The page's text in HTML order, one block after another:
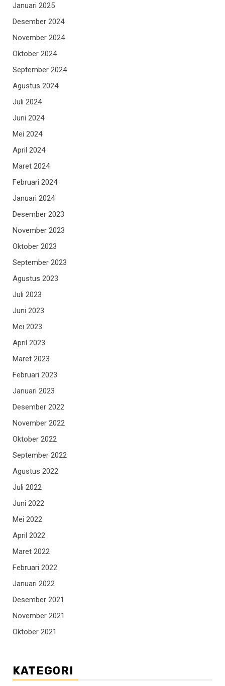
Januari 2025
Desember 2024
November 2024
Oktober 2024
September 2024
Agustus 2024
Juli 2024
Juni 2024
Mei 2024
April 2024
Maret 2024
Februari 2024
Januari 2024
Desember 2023
November 2023
Oktober 2023
September 2023
Agustus 2023
Juli 2023
Juni 2023
Mei 2023
April 2023
Maret 2023
Februari 2023
Januari 2023
Desember 2022
November 2022
Oktober 2022
September 2022
Agustus 2022
Juli 2022
Juni 2022
Mei 2022
April 2022
Maret 2022
Februari 2022
Januari 2022
Desember 2021
November 2021
Oktober 2021
KATEGORI